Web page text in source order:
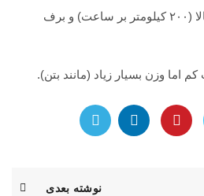
: سرعت بالا (۲۰۰ کیلومتر بر ساعت) و برف
اما وزن بسیار زیاد (مانند بتن).
نوشته بعدی